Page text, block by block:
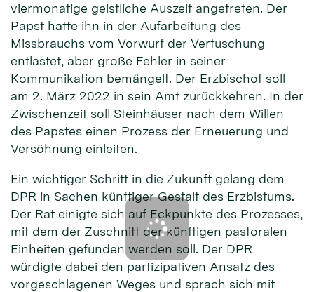
viermonatige geistliche Auszeit angetreten. Der
Papst hatte ihn in der Aufarbeitung des
Missbrauchs vom Vorwurf der Vertuschung
entlastet, aber große Fehler in seiner
Kommunikation bemängelt. Der Erzbischof soll
am 2. März 2022 in sein Amt zurückkehren. In der
Zwischenzeit soll Steinhäuser nach dem Willen
des Papstes einen Prozess der Erneuerung und
Versöhnung einleiten.
Ein wichtiger Schritt in die Zukunft gelang dem
DPR in Sachen künftiger Gestalt des Erzbistums.
Der Rat einigte sich auf Eckpunkte des Prozesses,
mit dem der Zuschnitt der künftigen pastoralen
Einheiten gefunden werden soll. Der DPR
würdigte dabei den partizipativen Ansatz des
vorgeschlagenen Weges und sprach sich mit